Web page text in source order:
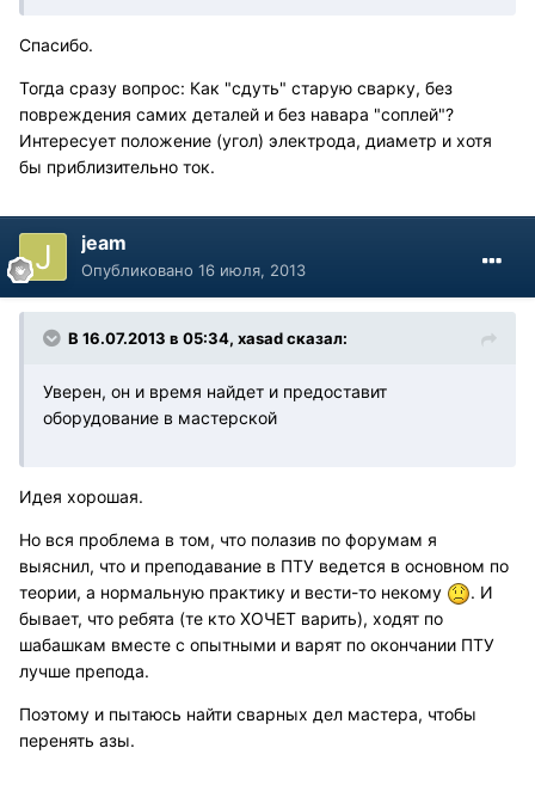
Спасибо.
Тогда сразу вопрос: Как "сдуть" старую сварку, без
повреждения самих деталей и без навара "соплей"?
Интересует положение (угол) электрода, диаметр и хотя
бы приблизительно ток.
jeam
Опубликовано 16 июля, 2013
В 16.07.2013 в 05:34, xasad сказал:
Уверен, он и время найдет и предоставит
оборудование в мастерской
Идея хорошая.
Но вся проблема в том, что полазив по форумам я
выяснил, что и преподавание в ПТУ ведется в основном по
теории, а нормальную практику и вести-то некому
. И
бывает, что ребята (те кто ХОЧЕТ варить), ходят по
шабашкам вместе с опытными и варят по окончании ПТУ
лучше препода.
Поэтому и пытаюсь найти сварных дел мастера, чтобы
перенять азы.